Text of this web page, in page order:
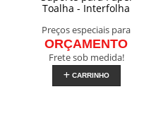
Toalha - Interfolha
Preços especiais para
ORÇAMENTO
Frete sob medida!
CARRINHO